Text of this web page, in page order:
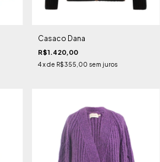
Casaco Dana
R$1.420,00
4 x de R$355,00 sem juros